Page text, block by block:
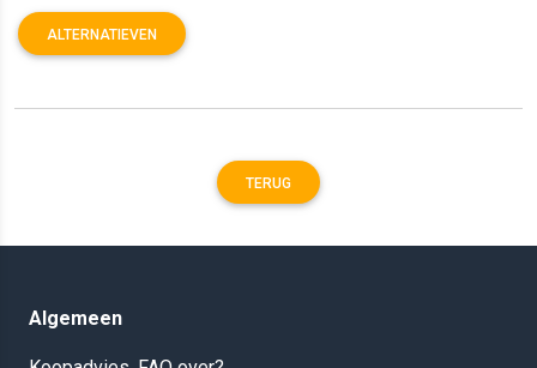
ALTERNATIEVEN
TERUG
Algemeen